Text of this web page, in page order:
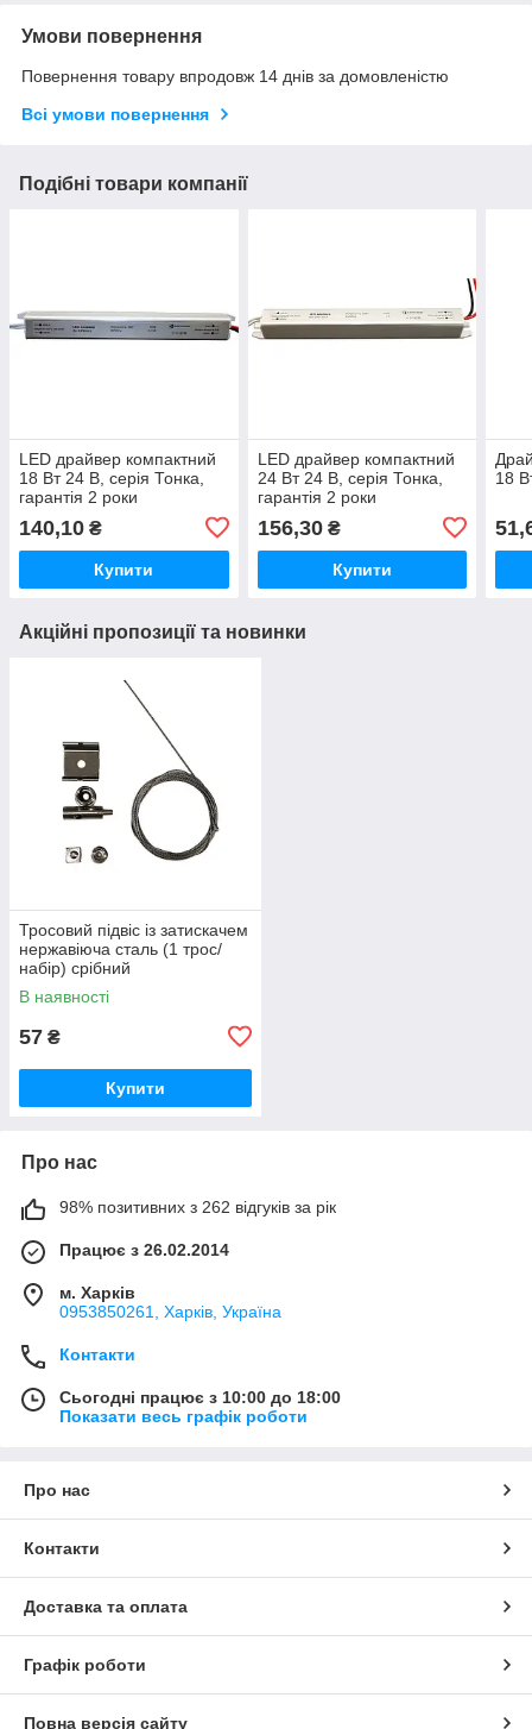
Умови повернення
Повернення товару впродовж 14 днів за домовленістю
Всі умови повернення
Подібні товари компанії
LED драйвер компактний
18 Вт 24 В, серія Тонка,
гарантія 2 роки
140,10 ₴
Купити
LED драйвер компактний
24 Вт 24 В, серія Тонка,
гарантія 2 роки
156,30₴
Купити
18
Акційні пропозиції та новинки
Тросовий підвіс із затискачем
нержавіюча сталь (1 трос/
набір) срібний
В наявності
57 ₴
Купити
Про нас
98% позитивних з 262 відгуків за рік
Працює з 26.02.2014
м. Харків
0953850261, Харків, Україна
Контакти
Сьогодні працює з 10:00 до 18:00
Показати весь графік роботи
Про нас
Контакти
Доставка та оплата
Графік роботи
Повна версія сайту